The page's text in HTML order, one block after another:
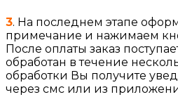
3. На последнем этапе
примечание и нажимаем
После оплаты заказ
обработан в течение
обработки Вы получите
через смс или из